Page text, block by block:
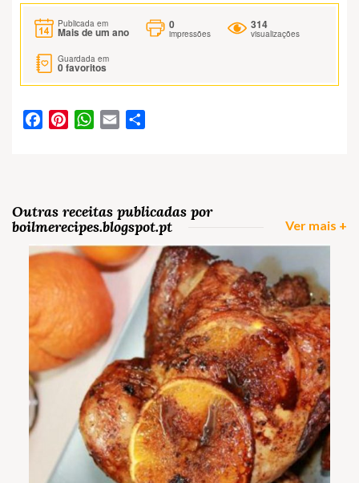
Publicada em
Mais de um ano
0
impressões
314
visualizações
Guardada em
0favoritos
FacebookPinterestWhatsApp
Email
Outras receitas publicadas por
boilmerecipes.blogspot.pt
Ver mais +